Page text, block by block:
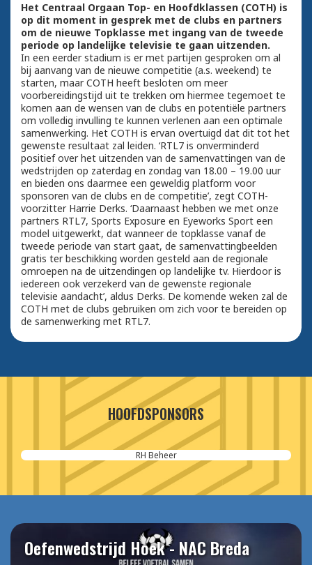
Het Centraal Orgaan Top- en Hoofdklassen (COTH) is
op dit moment in gesprek met de clubs en partners
om de nieuwe Topklasse met ingang van de tweede
periode op landelijke televisie te gaan uitzenden.
In een eerder stadium is er met partijen gesproken om al
bij aanvang van de nieuwe competitie (a.s. weekend) te
starten, maar COTH heeft besloten om meer
voorbereidingstijd uit te trekken om hiermee tegemoet te
komen aan de wensen van de clubs en potentiële partners
om volledig invulling te kunnen verlenen aan een optimale
samenwerking. Het COTH is ervan overtuigd dat dit tot het
gewenste resultaat zal leiden. ‘RTL7 is onverminderd
positief over het uitzenden van de samenvattingen van de
wedstrijden op zaterdag en zondag van 18.00 – 19.00 uur
en bieden ons daarmee een geweldig platform voor
sponsoren van de clubs en de competitie’, zegt COTH-
voorzitter Harrie Derks. ‘Daarnaast hebben we met onze
partners RTL7, Sports Exposure en Eyeworks Sport een
model uitgewerkt, dat wanneer de topklasse vanaf de
tweede periode van start gaat, de samenvattingbeelden
gratis ter beschikking worden gesteld aan de regionale
omroepen na de uitzendingen op landelijke tv. Hierdoor is
iedereen ook verzekerd van de gewenste regionale
televisie aandacht’, aldus Derks. De komende weken zal de
COTH met de clubs gebruiken om zich voor te bereiden op
de samenwerking met RTL7.
HOOFDSPONSORS
RH Beheer
Oefenwedstrijd Hoek - NAC Breda